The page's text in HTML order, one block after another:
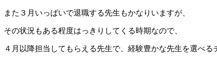
また３月いっぱいで退職する先生もかなりいますが、
その状況もある程度はっきりしてくる時期なので、
４月以降担当してもらえる先生で、経験豊かな先生を選べる